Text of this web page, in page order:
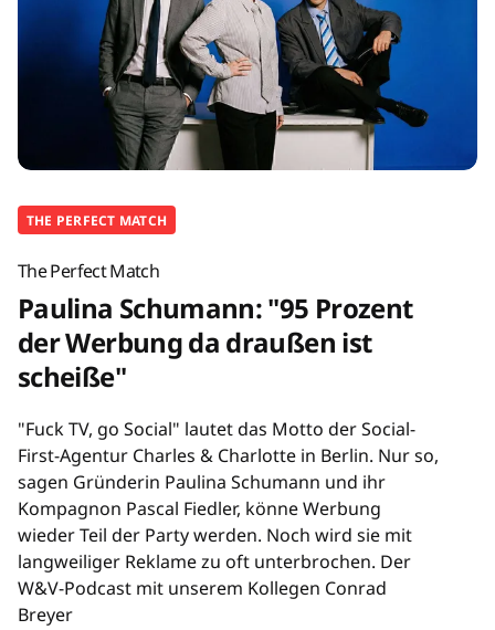
THE PERFECT MATCH
The Perfect Match
Paulina Schumann: "95 Prozent
der Werbung da draußen ist
scheiße"
"Fuck TV, go Social" lautet das Motto der Social-
First-Agentur Charles & Charlotte in Berlin. Nur so,
sagen Gründerin Paulina Schumann und ihr
Kompagnon Pascal Fiedler, könne Werbung
wieder Teil der Party werden. Noch wird sie mit
langweiliger Reklame zu oft unterbrochen. Der
W&V-Podcast mit unserem Kollegen Conrad
Breyer